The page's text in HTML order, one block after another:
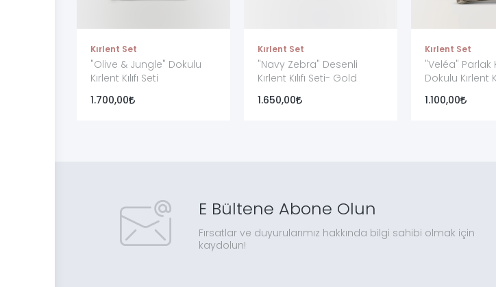
Kırlent Set
"Olive & Jungle" Dokulu
Kırlent Kılıfı Seti
1.700,00
Kırlent Set
"Navy Zebra" Desenli
Kırlent Kılıfı Seti- Gold
1.650,00
Kırlent Set
"Veléa" Parlak
Dokulu Kırlent
1.100,00
E Bültene Abone Olun
Fırsatlar ve duyurularımız hakkında bilgi sahibi olmak için
kaydolun!